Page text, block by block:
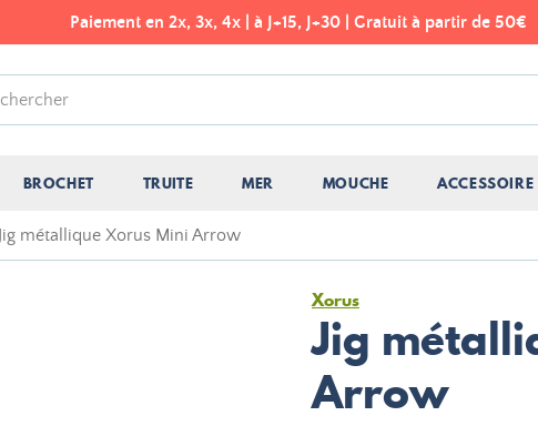
Paiement en 2x, 3x, 4x | à J+15, J+30 | Gratuit à partir de 50€
BROCHET TRUITE MER MOUCHE ACCESSOIRE
Jig métallique Xorus Mini Arrow
Xorus
Jig
Arrow